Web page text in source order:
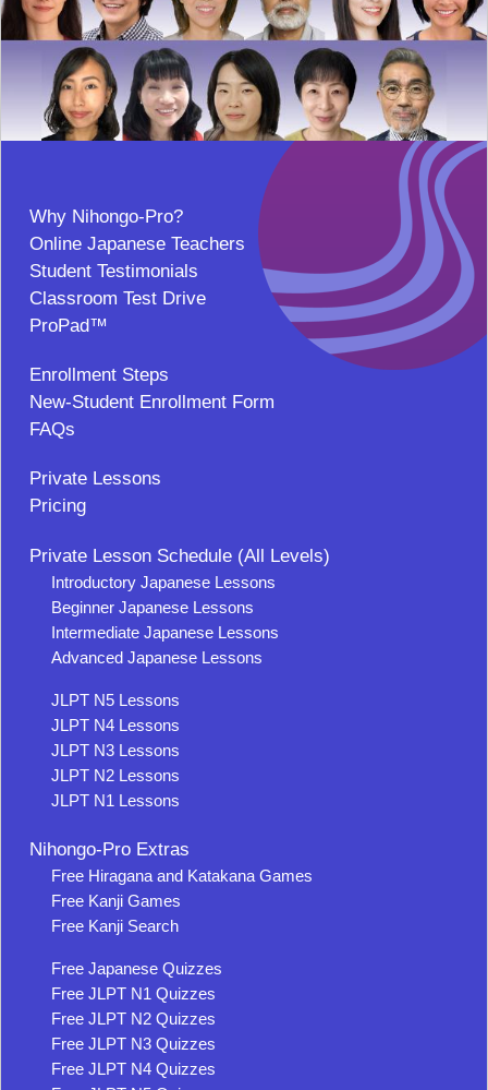
Why Nihongo-Pro?
Online Japanese Teachers
Student Testimonials
Classroom Test Drive
ProPad™
Enrollment Steps
New-Student Enrollment Form
FAQs
Private Lessons
Pricing
Private Lesson Schedule (All Levels)
Introductory Japanese Lessons
Beginner Japanese Lessons
Intermediate Japanese Lessons
Advanced Japanese Lessons
JLPT N5 Lessons
JLPT N4 Lessons
JLPT N3 Lessons
JLPT N2 Lessons
JLPT N1 Lessons
Nihongo-Pro Extras
Free Hiragana and Katakana Games
Free Kanji Games
Free Kanji Search
Free Japanese Quizzes
Free JLPT N1 Quizzes
Free JLPT N2 Quizzes
Free JLPT N3 Quizzes
Free JLPT N4 Quizzes